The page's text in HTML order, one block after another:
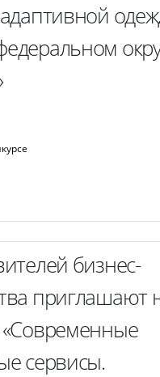
бизнес-
приглашают
сервисы.